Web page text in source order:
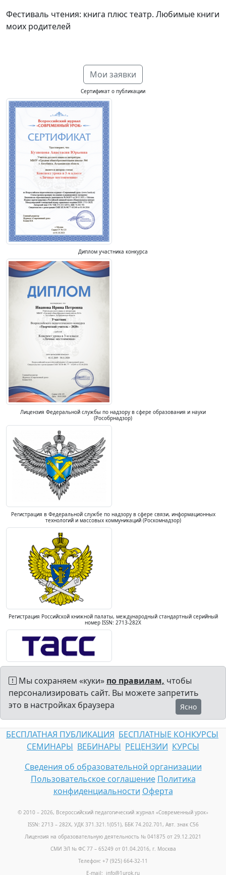
Фестиваль чтения: книга плюс театр. Любимые книги
моих родителей
Мои заявки
Сертификат о публикации
Диплом участника конкурса
Лицензия Федеральной службы по надзору в сфере образования и науки
(Рособрнадзор)
Регистрация в Федеральной службе по надзору в сфере связи, информационных
технологий и массовых коммуникаций (Роскомнадзор)
Регистрация Российской книжной палаты, международный стандартный серийный
номер ISSN: 2713-282X
Мы сохраняем «куки» по правилам, чтобы
персонализировать сайт. Вы можете запретить
это в настройках браузера
Ясно
БЕСПЛАТНАЯ ПУБЛИКАЦИЯ БЕСПЛАТНЫЕ КОНКУРСЫ
СЕМИНАРЫ ВЕБИНАРЫ РЕЦЕНЗИИ КУРСЫ
Сведения об образовательной организации
Пользовательское соглашение Политика
конфиденциальности Оферта
© 2010 – 2026, Всероссийский педагогический журнал «Современный урок»
ISSN: 2713 – 282X, УДК 371.321.1(051), ББК 74.202.701, Авт. знак С56
Лицензия на образовательную деятельность № 041875 от 29.12.2021
СМИ ЭЛ № ФС 77 – 65249 от 01.04.2016, г. Москва
Телефон: +7 (925) 664-32-11
E-mail: info@1urok.ru